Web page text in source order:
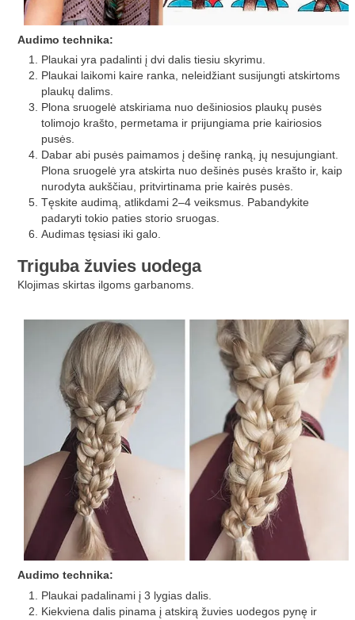
Audimo technika:
Plaukai yra padalinti į dvi dalis tiesiu skyrimu.
Plaukai laikomi kaire ranka, neleidžiant susijungti atskirtoms
plaukų dalims.
Plona sruogelė atskiriama nuo dešiniosios plaukų pusės
tolimojo krašto, permetama ir prijungiama prie kairiosios
pusės.
Dabar abi pusės paimamos į dešinę ranką, jų nesujungiant.
Plona sruogelė yra atskirta nuo dešinės pusės krašto ir, kaip
nurodyta aukščiau, pritvirtinama prie kairės pusės.
Tęskite audimą, atlikdami 2–4 veiksmus. Pabandykite
padaryti tokio paties storio sruogas.
Audimas tęsiasi iki galo.
Triguba žuvies uodega
Klojimas skirtas ilgoms garbanoms.
Audimo technika:
Plaukai padalinami į 3 lygias dalis.
Kiekviena dalis pinama į atskirą žuvies uodegos pynę ir